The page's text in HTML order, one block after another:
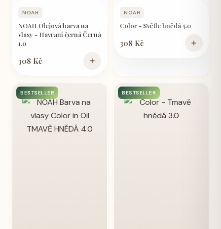
NOAH
NOAH Olejová barva na
vlasy - Havraní černá Černá
1.0
308 Kč
NOAH
Color - Světle hnědá 5.0
308 Kč
BESTSELLER BESTSELLER